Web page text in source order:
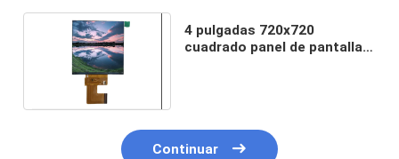
4 pulgadas 720x720
cuadrado panel de pantalla
Continuar